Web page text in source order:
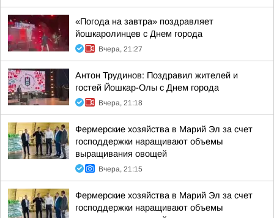
«Погода на завтра» поздравляет
йошкаролинцев с Днем города
Вчера, 21:27
Антон Трудинов: Поздравил жителей и
гостей Йошкар-Олы с Днем города
Вчера, 21:18
Фермерские хозяйства в Марий Эл за счет
господдержки наращивают объемы
выращивания овощей
Вчера, 21:15
Фермерские хозяйства в Марий Эл за счет
господдержки наращивают объемы